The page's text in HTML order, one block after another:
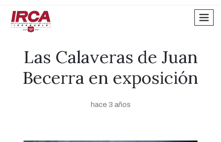
Las Calaveras de Juan
Becerra en exposición
hace 3 años